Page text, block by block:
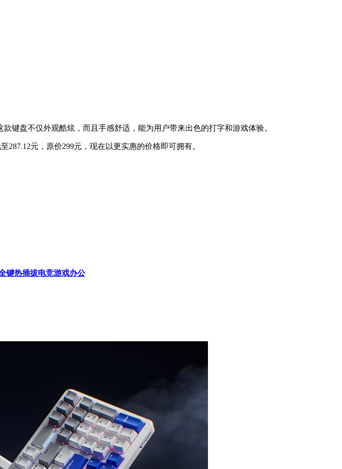
键盘不仅外观酷炫，而且手感舒适，能为用户带来出色的打字和游戏体验。
元，原价299元，现在以更实惠的价格即可拥有。
键热插拔电竞游戏办公